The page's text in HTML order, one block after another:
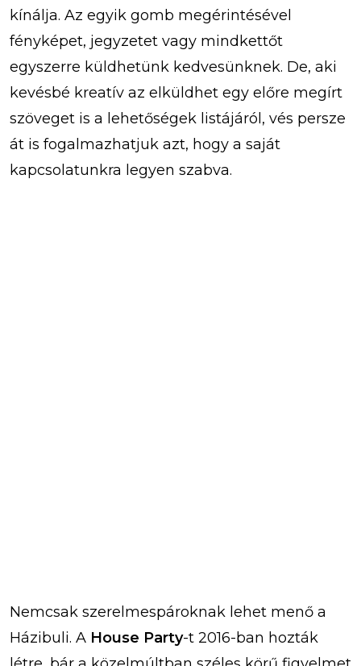
kínálja. Az egyik gomb megérintésével
fényképet, jegyzetet vagy mindkettőt
egyszerre küldhetünk kedvesünknek. De, aki
kevésbé kreatív az elküldhet egy előre megírt
szöveget is a lehetőségek listájáról, vés persze
át is fogalmazhatjuk azt, hogy a saját
kapcsolatunkra legyen szabva.
Nemcsak szerelmespároknak lehet menő a
Házibuli. A House Party-t 2016-ban hozták